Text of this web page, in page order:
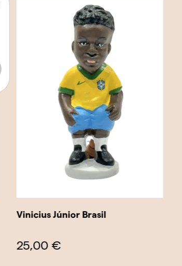
Vinicius Júnior Brasil
25,00 €